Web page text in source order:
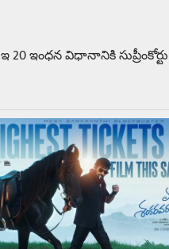
ఇ 20 ఇంధన విధానానికి